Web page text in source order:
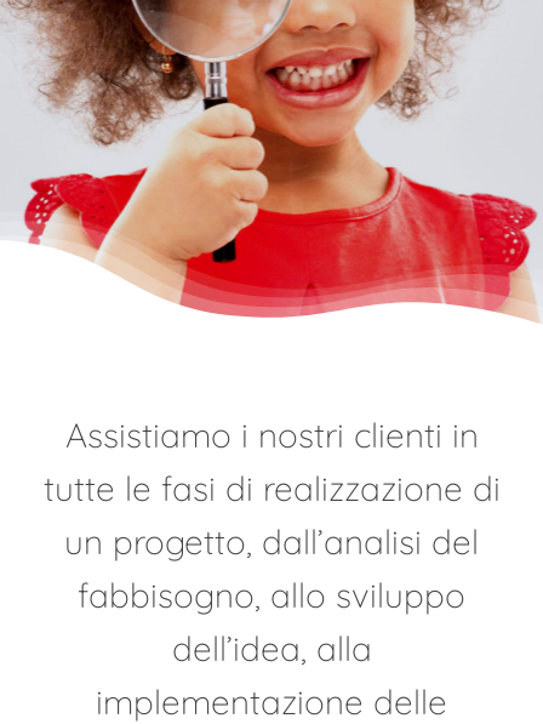
Assistiamo i nostri clienti in
tutte le fasi di realizzazione di
un progetto, dall’analisi del
fabbisogno, allo sviluppo
dell’idea, alla
implementazione delle